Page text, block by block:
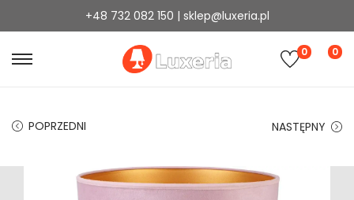
+48 732 082 150 | sklep@luxeria.pl
0 0
POPRZEDNI NASTĘPNY